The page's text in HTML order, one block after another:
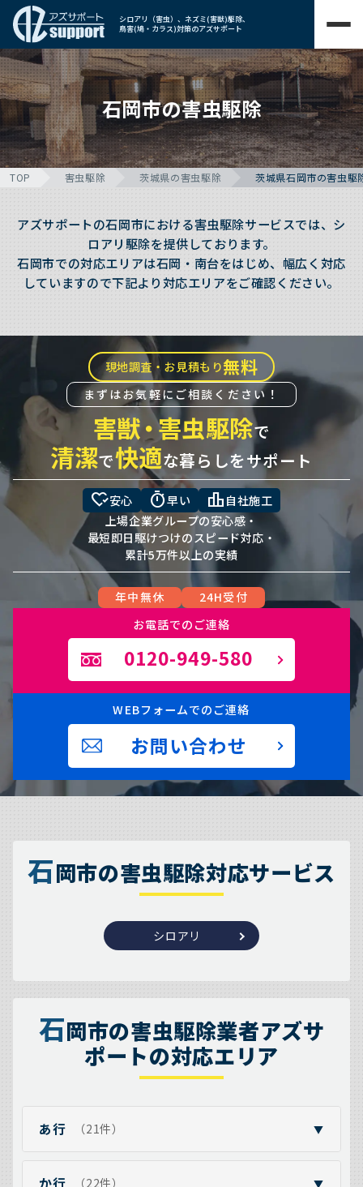
シロアリ（害虫）、ネズミ(害獣)駆除、
鳥害(鳩・カラス)対策のアズサポート
石岡市の害虫駆除
TOP 害虫駆除 茨城県の害虫駆除 茨城県石岡市の害虫駆
アズサポートの石岡市における害虫駆除サービスでは、シ
ロアリ駆除を提供しております。
石岡市での対応エリアは石岡・南台をはじめ、幅広く対応
していますので下記より対応エリアをご確認ください。
現地調査・お見積もり無料
まずはお気軽にご相談ください！
害獣・害虫駆除で
清潔で快適な暮らしをサポート
heart_check安心 timer早い leaderboard 自社施工
上場企業グループの安心感・
最短即日駆けつけのスピード対応・
累計5万件以上の実績
年中無休
24H受付
お電話でのご連絡
0120-949-580
WEBフォームでのご連絡
お問い合わせ
石岡市の害虫駆除対応サービス
シロアリ
石岡市の害虫駆除業者アズサ
ポートの対応エリア
あ行 （21件） ▼
か行 （22件） ▼